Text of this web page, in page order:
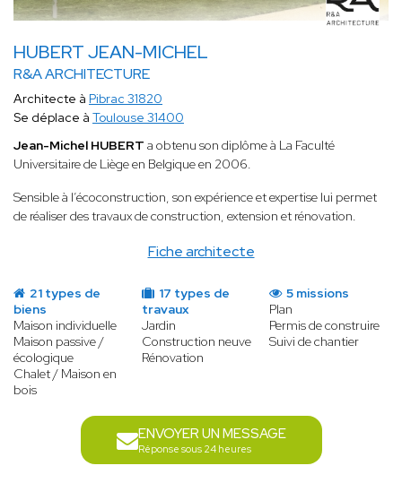
HUBERT JEAN-MICHEL
R&A ARCHITECTURE
Fiche architecte
Architecte à Pibrac 31820
Se déplace à Toulouse 31400
Jean-Michel HUBERT a obtenu son diplôme à La Faculté
Universitaire de Liège en Belgique en 2006.
Sensible à l’écoconstruction, son expérience et expertise lui permet
de réaliser des travaux de construction, extension et rénovation.
21 types de
biens
Maison individuelle
Maison passive /
écologique
Chalet / Maison en
bois
17 types de
travaux
Jardin
Construction neuve
Rénovation
5 missions
Plan
Permis de construire
Suivi de chantier
ENVOYER UN MESSAGE
Réponse sous 24 heures